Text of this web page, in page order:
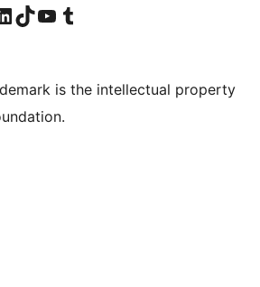
account
our LinkedIn account
Visit our TikTok account
Visit our YouTube channel
Visit our Tumblr account
is the intellectual property